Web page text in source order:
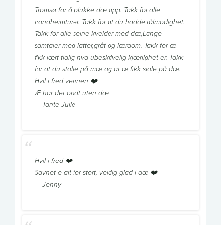
Tromsø for å plukke dæ opp. Takk for alle
trondheimturer. Takk for at du hadde tålmodighet.
Takk for alle seine kvelder med dæ,Lange
samtaler med latter,gråt og lærdom. Takk for æ
fikk lært tidlig hva ubeskrivelig kjærlighet er. Takk
for at du stolte på mæ og at æ fikk stole på dæ.
Hvil i fred vennen ❤️
Æ har det ondt uten dæ
— Tante Julie
Hvil i fred ❤️
Savnet e alt for stort, veldig glad i dæ ❤️
— Jenny